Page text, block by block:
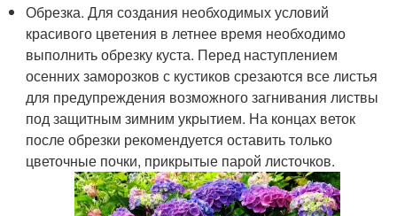
Обрезка. Для создания необходимых условий
красивого цветения в летнее время необходимо
выполнить обрезку куста. Перед наступлением
осенних заморозков с кустиков срезаются все листья
для предупреждения возможного загнивания листвы
под защитным зимним укрытием. На концах веток
после обрезки рекомендуется оставить только
цветочные почки, прикрытые парой листочков.